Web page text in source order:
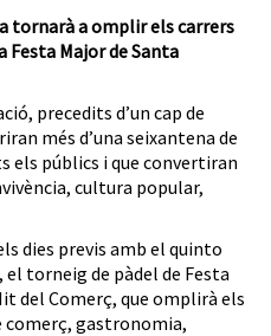
tornarà a omplir els carrers
Festa Major de Santa
precedits d’un cap de
més d’una seixantena de
els públics i que convertiran
cultura popular,
dies previs amb el quinto
el torneig de pàdel de Festa
del Comerç, que omplirà els
comerç, gastronomia,